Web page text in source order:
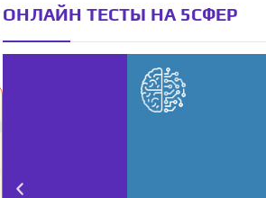
ОНЛАЙН ТЕСТЫ НА 5СФЕР